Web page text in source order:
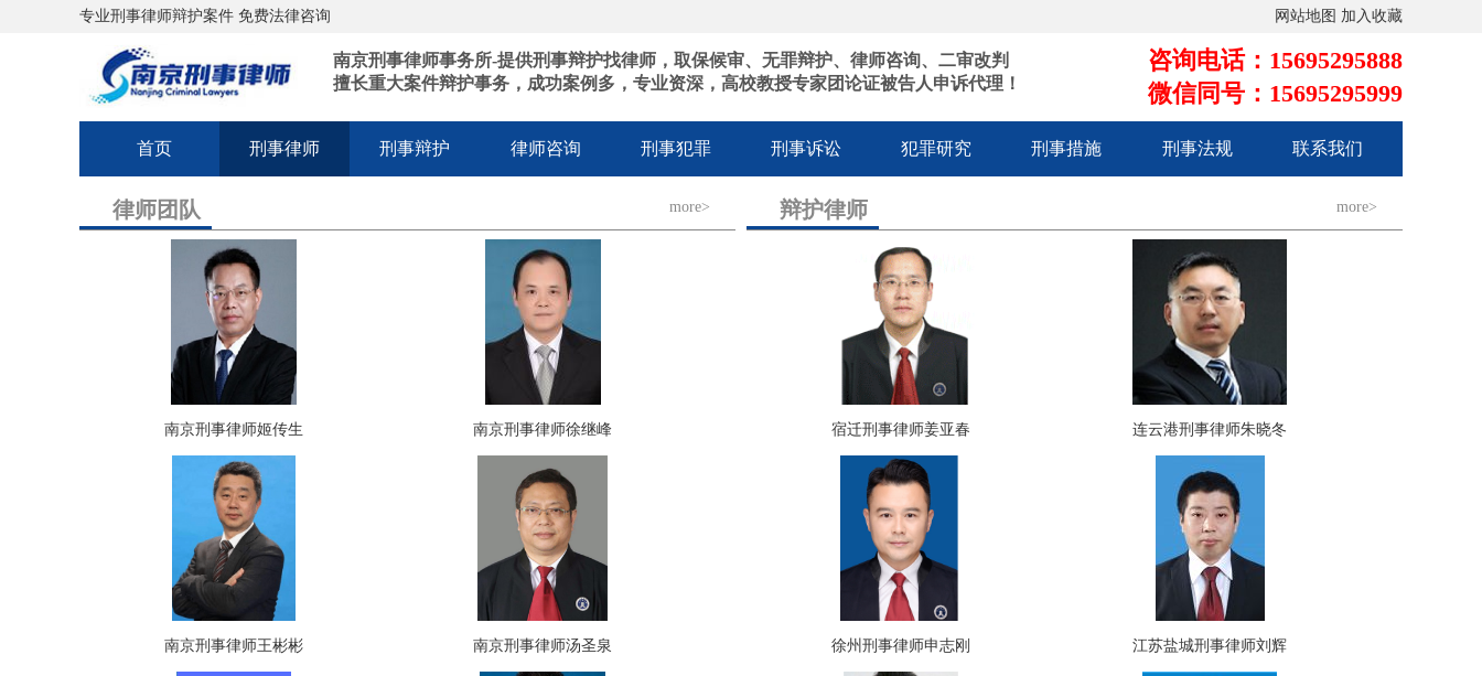
专业刑事律师辩护案件 免费法律咨询 网站地图 加入收藏
南京刑事律师事务所-提供刑事辩护找律师，取保候审、无罪辩护、律师咨询、二审改判
擅长重大案件辩护事务，成功案例多，专业资深，高校教授专家团论证被告人申诉代理！
咨询电话：15695295888
微信同号：15695295999
首页 刑事律师 刑事辩护 律师咨询 刑事犯罪 刑事诉讼 犯罪研究 刑事措施 刑事法规 联系我们
律师团队 more>
南京刑事律师姬传生 南京刑事律师徐继峰
南京刑事律师王彬彬 南京刑事律师汤圣泉
辩护律师 more>
宿迁刑事律师姜亚春 连云港刑事律师朱晓冬
徐州刑事律师申志刚 江苏盐城刑事律师刘辉